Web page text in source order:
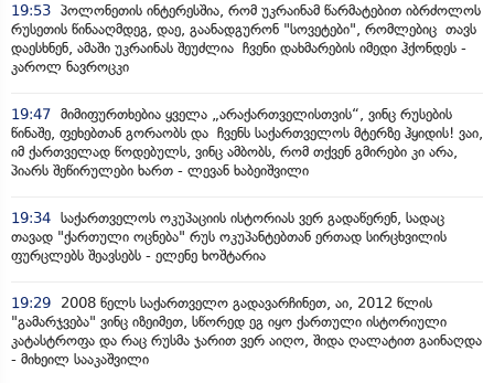
19:53 პოლონეთის ინტერესშია, რომ უკრაინამ წარმატებით იბრძოლოს
რუსეთის წინააღმდეგ, დაე, გაანადგურონ "სოვეტები", რომლებიც თავს
დაესხნენ, ამაში უკრაინას შეუძლია ჩვენი დახმარების იმედი ჰქონდეს -
კაროლ ნავროცკი
19:47 მიმიფურთხებია ყველა „არაქართველისთვის“, ვინც რუსების
წინაშე, ფეხებთან გორაობს და ჩვენს საქართველოს მტერზე ჰყიდის! ვაი,
იმ ქართველად წოდებულს, ვინც ამბობს, რომ თქვენ გმირები კი არა,
პიარს შეწირულები ხართ - ლევან ხაბეიშვილი
19:34 საქართველოს ოკუპაციის ისტორიას ვერ გადაწერენ, სადაც
თავად "ქართული ოცნება" რუს ოკუპანტებთან ერთად სირცხვილის
ფურცლებს შეავსებს - ელენე ხოშტარია
19:29
2008 წელს საქართველო გადავარჩინეთ, აი, 2012 წლის
"გამარჯვება" ვინც იზეიმეთ, სწორედ ეგ იყო ქართული ისტორიული
კატასტროფა და რაც რუსმა ჯარით ვერ აიღო, შიდა ღალატით გაინაღდა
- მიხეილ სააკაშვილი